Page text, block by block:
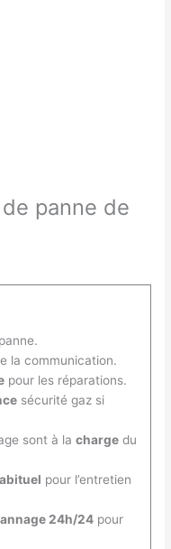
panne de
la communication.
pour les réparations.
sécurité gaz si
sont à la chargedu
pour l’entretien
24h/24pour